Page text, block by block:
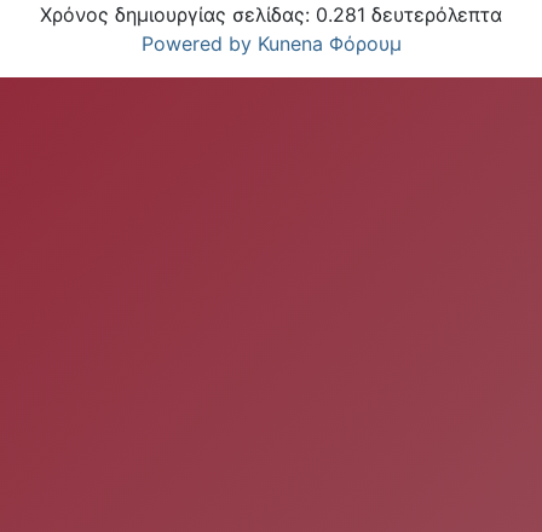
Χρόνος δημιουργίας σελίδας: 0.281 δευτερόλεπτα
Powered by Kunena Φόρουμ